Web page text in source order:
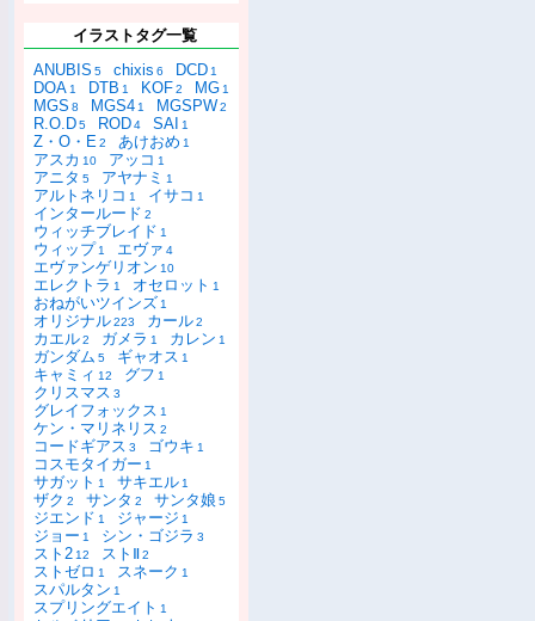
イラストタグ一覧
ANUBIS 5 chixis 6 DCD 1
DOA 1 DTB 1 KOF2 MG 1
MGS 8 MGS4 1 MGSPW2
R.O.D5 ROD4 SAI 1
Z・O・E2 あけおめ 1
アスカ 10 アッコ 1
アニタ 5 アヤナミ 1
アルトネリコ 1 イサコ 1
インタールード 2
ウィッチブレイド 1
ウィップ 1 エヴァ 4
エヴァンゲリオン 10
エレクトラ 1 オセロット 1
おねがいツインズ 1
オリジナル223 カール2
カエル2 ガメラ 1 カレン 1
ガンダム 5 ギャオス 1
キャミィ 12 グフ 1
クリスマス 3
グレイフォックス 1
ケン・マリネリス 2
コードギアス 3 ゴウキ 1
コスモタイガー 1
サガット 1 サキエル 1
ザク 2 サンタ 2 サンタ娘 5
ジエンド 1 ジャージ 1
ジョー 1 シン・ゴジラ 3
スト2 12 ストⅡ2
ストゼロ 1 スネーク 1
スパルタン 1
スプリングエイト 1